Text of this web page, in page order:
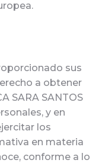
sus
a obtener
SARA SANTOS
y en
los
en materia
conforme a lo